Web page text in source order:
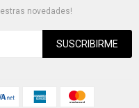
novedades!
SUSCRIBIRME